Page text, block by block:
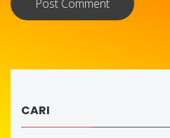
CARI